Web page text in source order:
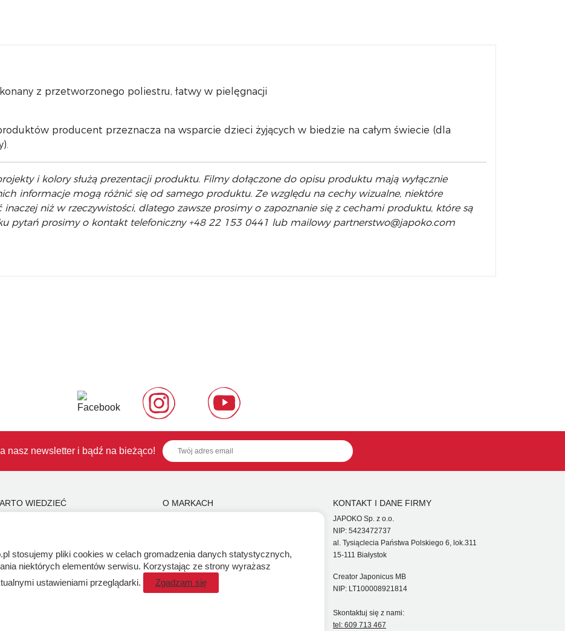
z przetworzonego poliestru, łatwy w pielęgnacji
producent przeznacza na wsparcie dzieci żyjących w biedzie na całym świecie (dla
i kolory służą prezentacji produktu. Filmy dołączone do opisu produktu mają wyłącznie
informacje mogą różnić się od samego produktu. Ze względu na cechy wizualne, niektóre
niż w rzeczywistości, dlatego zawsze prosimy o zapoznanie się z cechami produktu, które są
pytań prosimy o kontakt telefoniczny +48 22 153 0441 lub mailowy partnerstwo@japoko.com
nasz newsletter i bądź na bieżąco!
WIEDZIEĆ
schematy konstruowania
kupić?
O MARKACH
Gumki do ścierania puzzle IWAKO
Marki
KONTAKT I DANE FIRMY
JAPOKO Sp. z o.o.
NIP: 5423472737
al. Tysiąclecia Państwa Polskiego 6, lok.311
15-111 Białystok
Creator Japonicus MB
NIP: LT100008921814
Skontaktuj się z nami:
tel: 609 713 467
stosujemy pliki cookies w celach gromadzenia danych statystycznych,
niektórych elementów serwisu. Korzystając ze strony wyrażasz
ustawieniami przeglądarki.
Zgadzam się